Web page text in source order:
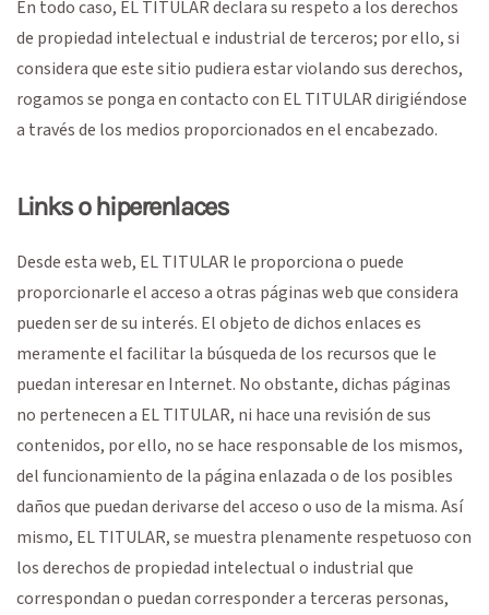
En todo caso, EL TITULAR declara su respeto a los derechos
de propiedad intelectual e industrial de terceros; por ello, si
considera que este sitio pudiera estar violando sus derechos,
rogamos se ponga en contacto con EL TITULAR dirigiéndose
a través de los medios proporcionados en el encabezado.
Links o hiperenlaces
Desde esta web, EL TITULAR le proporciona o puede
proporcionarle el acceso a otras páginas web que considera
pueden ser de su interés. El objeto de dichos enlaces es
meramente el facilitar la búsqueda de los recursos que le
puedan interesar en Internet. No obstante, dichas páginas
no pertenecen a EL TITULAR, ni hace una revisión de sus
contenidos, por ello, no se hace responsable de los mismos,
del funcionamiento de la página enlazada o de los posibles
daños que puedan derivarse del acceso o uso de la misma. Así
mismo, EL TITULAR, se muestra plenamente respetuoso con
los derechos de propiedad intelectual o industrial que
correspondan o puedan corresponder a terceras personas,